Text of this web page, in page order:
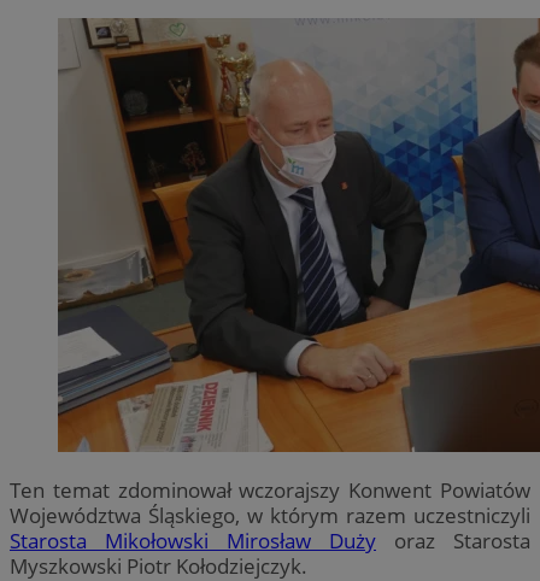
Ten temat zdominował wczorajszy Konwent Powiatów
Województwa Śląskiego, w którym razem uczestniczyli
Starosta Mikołowski Mirosław Duży oraz Starosta
Myszkowski Piotr Kołodziejczyk.